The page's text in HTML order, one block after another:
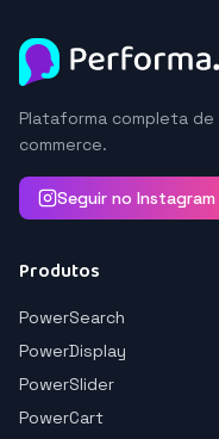
Plataforma completa
commerce.
Seguir no Instagram
Produtos
PowerSearch
PowerDisplay
PowerSlider
PowerCart